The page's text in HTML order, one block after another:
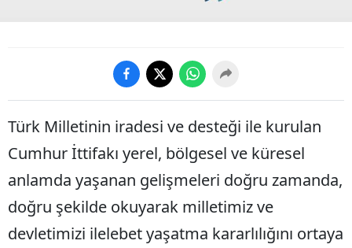
Türk Milletinin iradesi ve desteği ile kurulan
Cumhur İttifakı yerel, bölgesel ve küresel
anlamda yaşanan gelişmeleri doğru zamanda,
doğru şekilde okuyarak milletimiz ve
devletimizi ilelebet yaşatma kararlılığını ortaya